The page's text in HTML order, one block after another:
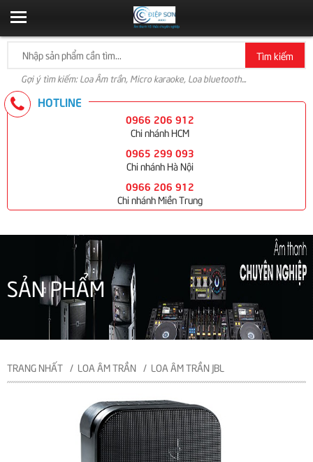
Tìm kiếm
Gợi ý tìm kiếm: Loa Âm trần, Micro karaoke, Loa bluetooth...
HOTLINE
0966 206 912
Chi nhánh HCM
0965 299 093
Chi nhánh Hà Nội
0966 206 912
Chi nhánh Miền Trung
SẢN PHẨM
TRANG NHẤT LOA ÂM TRẦN LOA ÂM TRẦN JBL